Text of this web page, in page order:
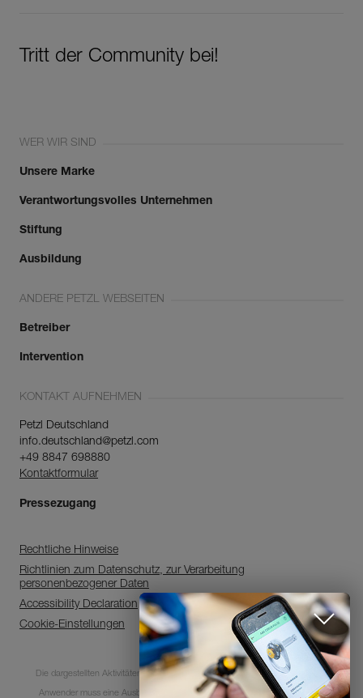
Entdecken Sie
ePPEcentre
ePPEcentre vereinfacht die
Tritt der Community bei!
WER WIR SIND
Unsere Marke
Verantwortungsvolles Unternehmen
Stiftung
Ausbildung
ANDERE PETZL WEBSEITEN
Betreiber
Intervention
KONTAKT AUFNEHMEN
Petzl Deutschland
info.deutschland@petzl.com
+49 8847 698880
Kontaktformular
Pressezugang
Rechtliche Hinweise
Richtlinien zum Datenschutz, zur Verarbeitung
personenbezogener Daten
Accessibility Declaration
Cookie-Einstellungen
Die dargestellten Aktivitäten sind mit Risiken und Gefahren verbunden. Jeder
Anwender muss eine Ausbildung absolviert haben und über entsprechende